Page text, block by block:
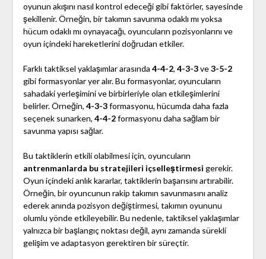
oyunun akışını nasıl kontrol edeceği gibi faktörler, sayesinde
şekillenir. Örneğin, bir takımın savunma odaklı mı yoksa
hücum odaklı mı oynayacağı, oyuncuların pozisyonlarını ve
oyun içindeki hareketlerini doğrudan etkiler.
Farklı taktiksel yaklaşımlar arasında 4-4-2, 4-3-3ve3-5-2
gibi formasyonlar yer alır. Bu formasyonlar, oyuncuların
sahadaki yerleşimini ve birbirleriyle olan etkileşimlerini
belirler. Örneğin, 4-3-3formasyonu, hücumda daha fazla
seçenek sunarken, 4-4-2formasyonu daha sağlam bir
savunma yapısı sağlar.
Bu taktiklerin etkili olabilmesi için, oyuncuların
antrenmanlarda bu stratejileri içselleştirmesi gerekir.
Oyun içindeki anlık kararlar, taktiklerin başarısını artırabilir.
Örneğin, bir oyuncunun rakip takımın savunmasını analiz
ederek anında pozisyon değiştirmesi, takımın oyununu
olumlu yönde etkileyebilir. Bu nedenle, taktiksel yaklaşımlar
yalnızca bir başlangıç noktası değil, aynı zamanda sürekli
gelişim ve adaptasyon gerektiren bir süreçtir.